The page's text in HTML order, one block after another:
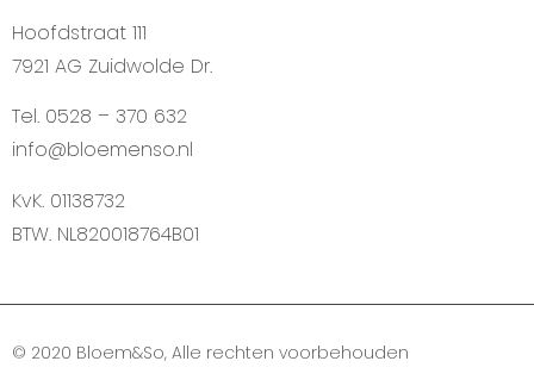
Hoofdstraat 111
7921 AG Zuidwolde Dr.
Tel. 0528 – 370 632
info@bloemenso.nl
KvK. 01138732
BTW. NL820018764B01
© 2020 Bloem&So, Alle rechten voorbehouden